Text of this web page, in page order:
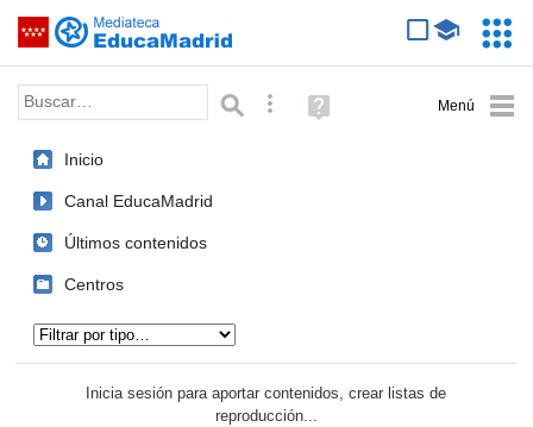
Saltar navegación
Palabra o frase: Búsqueda avanzada
Ayuda
(en
Inicio
Canal EducaMadrid
Últimos contenidos
Centros
Inicia sesión para aportar contenidos, crear listas de
reproducción...